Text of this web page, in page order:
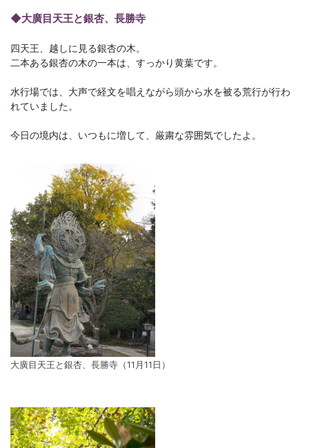
◆大廣目天王と銀杏、長勝寺
四天王、越しに見る銀杏の木。
二本ある銀杏の木の一本は、すっかり黄葉です。
水行場では、大声で経文を唱えながら頭から水を被る荒行が行わ
れていました。
今日の境内は、いつもに増して、厳粛な雰囲気でしたよ。
大廣目天王と銀杏、長勝寺（11月11日）